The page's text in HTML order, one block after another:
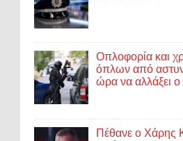
Οπλοφορία και
όπλων από
ώρα να αλλάξει ο
Πέθανε ο Χάρης